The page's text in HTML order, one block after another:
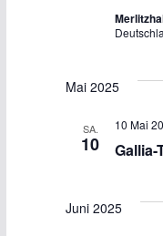
Mai 2025
SA.
10 Gallia-
10 Mai
Juni 2025